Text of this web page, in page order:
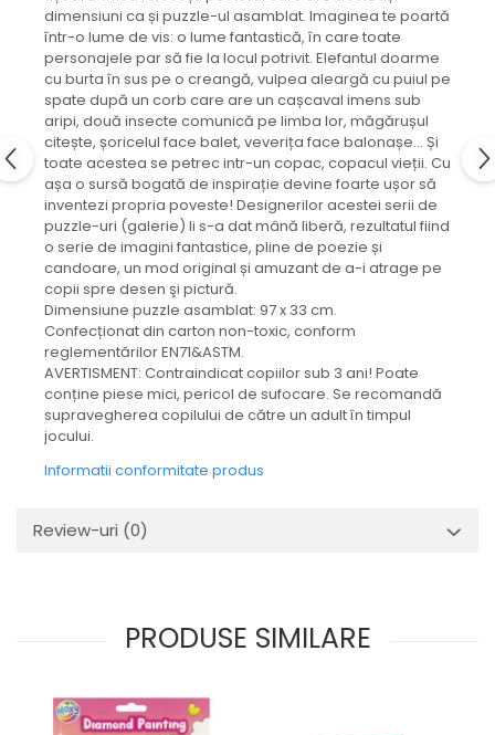
dimensiuni ca și puzzle-ul asamblat. Imaginea te poartă
într-o lume de vis: o lume fantastică, în care toate
personajele par să fie la locul potrivit. Elefantul doarme
cu burta în sus pe o creangă, vulpea aleargă cu puiul pe
spate după un corb care are un cașcaval imens sub
aripi, două insecte comunică pe limba lor, măgărușul
citește, șoricelul face balet, veverița face balonașe… Și
toate acestea se petrec intr-un copac, copacul vieții. Cu
așa o sursă bogată de inspirație devine foarte ușor să
inventezi propria poveste! Designerilor acestei serii de
puzzle-uri (galerie) li s-a dat mână liberă, rezultatul fiind
o serie de imagini fantastice, pline de poezie și
candoare, un mod original și amuzant de a-i atrage pe
copii spre desen şi pictură.
Dimensiune puzzle asamblat: 97 x 33 cm.
Confecționat din carton non-toxic, conform
reglementărilor EN71&ASTM.
AVERTISMENT: Contraindicat copiilor sub 3 ani! Poate
conține piese mici, pericol de sufocare. Se recomandă
supravegherea copilului de către un adult în timpul
jocului.
Informatii conformitate produs
Review-uri (0)
PRODUSE SIMILARE